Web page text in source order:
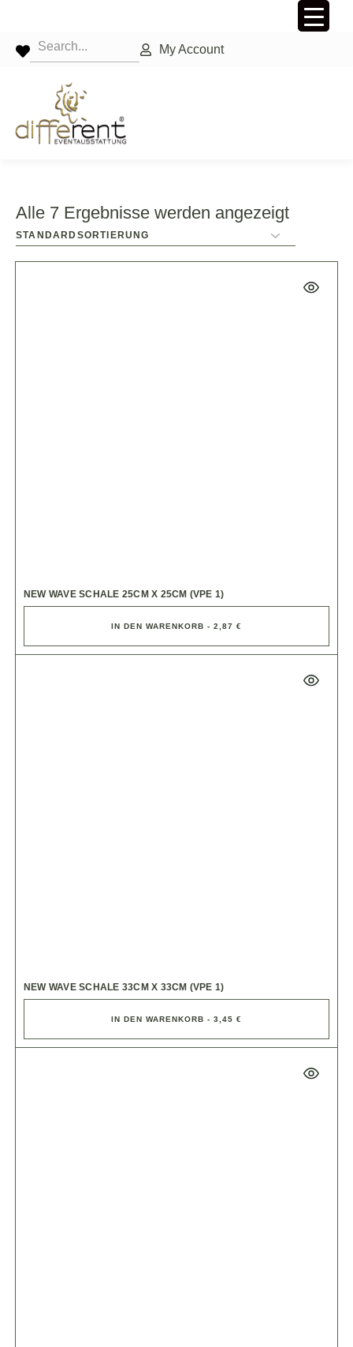
My Account
Alle 7 Ergebnisse werden angezeigt
NEW WAVE SCHALE 25CM X 25CM (VPE 1)
IN DEN WARENKORB - 2,87 €
NEW WAVE SCHALE 33CM X 33CM (VPE 1)
IN DEN WARENKORB - 3,45 €